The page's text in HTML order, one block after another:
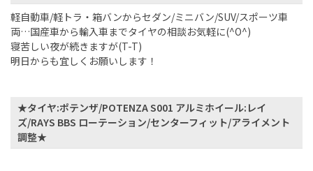
軽自動車/軽トラ・箱バンからセダン/ミニバン/SUV/スポーツ車
両…国産車から輸入車までタイヤの相談お気軽に(^O^)
寝苦しい夜が続きますが(T-T)
明日からも宜しくお願いします！
★タイヤ:ポテンザ/POTENZA S001 アルミホイール:レイ
ズ/RAYS BBS ローテーション/センターフィット/アライメント
調整★